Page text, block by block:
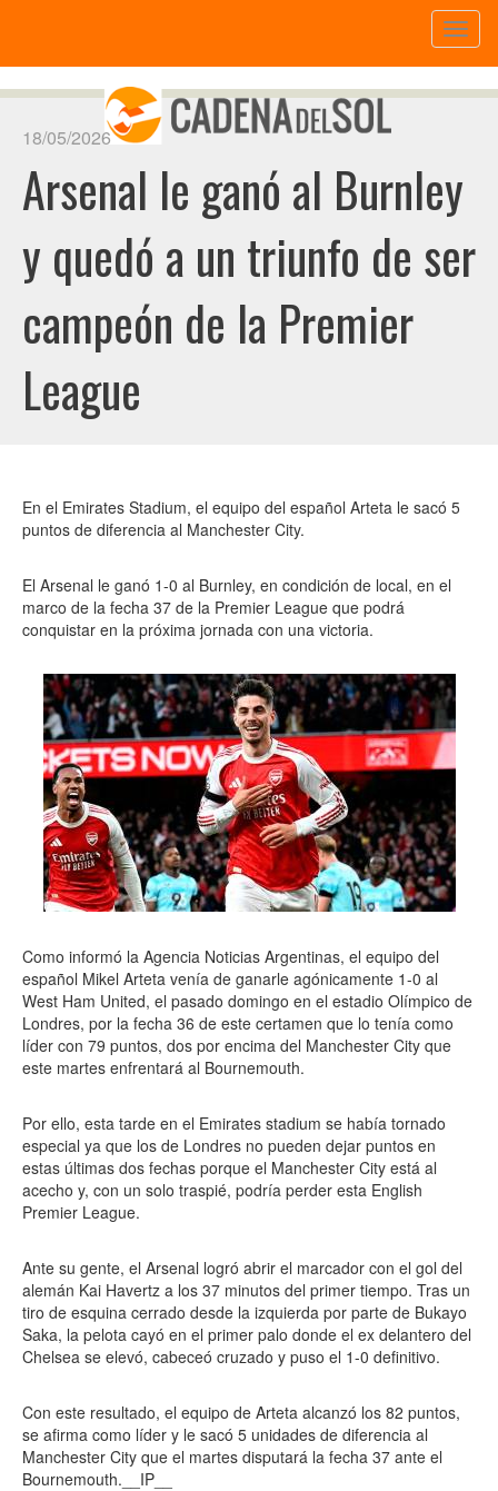
18/05/2026
Arsenal le ganó al Burnley
y quedó a un triunfo de ser
campeón de la Premier
League
En el Emirates Stadium, el equipo del español Arteta le sacó 5
puntos de diferencia al Manchester City.
El Arsenal le ganó 1-0 al Burnley, en condición de local, en el
marco de la fecha 37 de la Premier League que podrá
conquistar en la próxima jornada con una victoria.
Como informó la Agencia Noticias Argentinas, el equipo del
español Mikel Arteta venía de ganarle agónicamente 1-0 al
West Ham United, el pasado domingo en el estadio Olímpico de
Londres, por la fecha 36 de este certamen que lo tenía como
líder con 79 puntos, dos por encima del Manchester City que
este martes enfrentará al Bournemouth.
Por ello, esta tarde en el Emirates stadium se había tornado
especial ya que los de Londres no pueden dejar puntos en
estas últimas dos fechas porque el Manchester City está al
acecho y, con un solo traspié, podría perder esta English
Premier League.
Ante su gente, el Arsenal logró abrir el marcador con el gol del
alemán Kai Havertz a los 37 minutos del primer tiempo. Tras un
tiro de esquina cerrado desde la izquierda por parte de Bukayo
Saka, la pelota cayó en el primer palo donde el ex delantero del
Chelsea se elevó, cabeceó cruzado y puso el 1-0 definitivo.
Con este resultado, el equipo de Arteta alcanzó los 82 puntos,
se afirma como líder y le sacó 5 unidades de diferencia al
Manchester City que el martes disputará la fecha 37 ante el
Bournemouth.__IP__